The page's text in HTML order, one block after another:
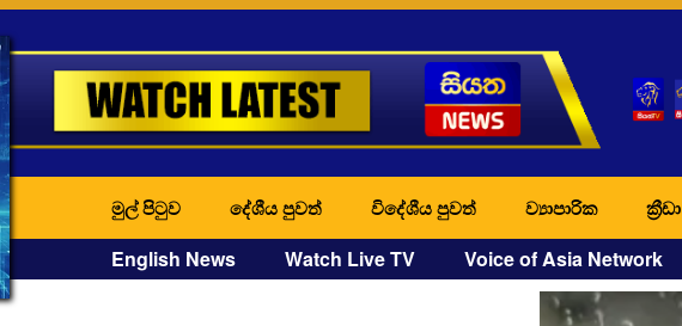
මුල් පිටුව දේශීය පුවත් විදේශීය පුවත් ව්‍යාපාරික ක්‍රීඩා
English News Watch Live TV Voice of Asia Network